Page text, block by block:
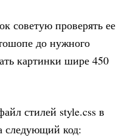
советую проверять ее
до нужного
картинки шире 450
стилей style.css в
следующий код: